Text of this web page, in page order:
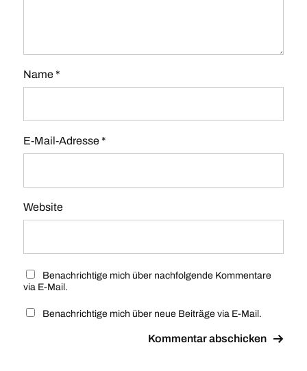
Name*
E-Mail-Adresse*
Website
Benachrichtige mich über nachfolgende Kommentare
via E-Mail.
Benachrichtige mich über neue Beiträge via E-Mail.